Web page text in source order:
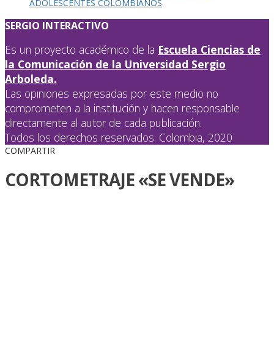
ADOLESCENTES COLOMBIANOS
SERGIO INTERACTIVO
Es un proyecto académico de la Escuela Ciencias de
la Comunicación de la Universidad Sergio
Arboleda.
Las opiniones expresadas por este medio no
comprometen a la institución y hacen responsable
directamente al autor de cada publicación.
Todos los derechos reservados. Colombia, 2020
COMPARTIR
CORTOMETRAJE «SE VENDE»